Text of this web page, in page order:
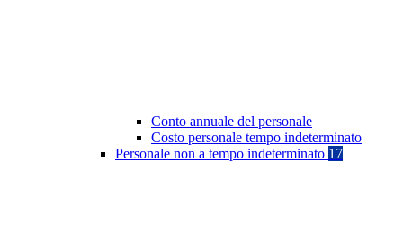
Conto annuale del personale
Costo personale tempo indeterminato
Personale non a tempo indeterminato 17